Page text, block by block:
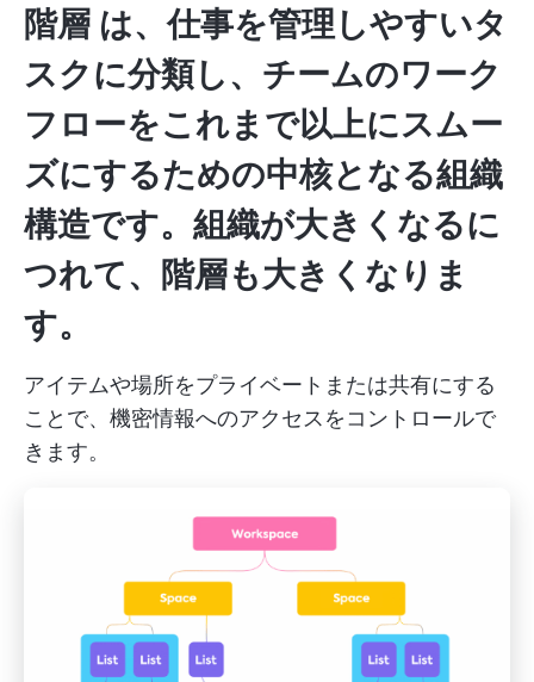
階層 は、仕事を管理しやすいタ
スクに分類し、チームのワーク
フローをこれまで以上にスムー
ズにするための中核となる組織
構造です。組織が大きくなるに
つれて、階層も大きくなりま
す。
アイテムや場所をプライベートまたは共有にする
ことで、機密情報へのアクセスをコントロールで
きます。